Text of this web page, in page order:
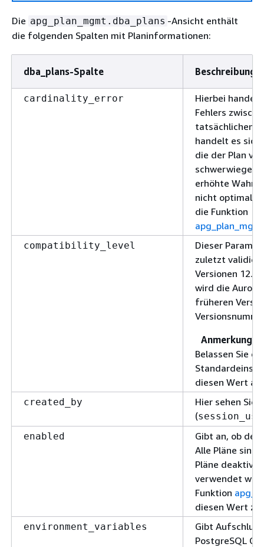
Die apg_plan_mgmt.dba_plans -Ansicht enthält
die folgenden Spalten mit Planinformationen:
dba_plans-Spalte Beschreibung
cardinality_error
Hierbei handelt
Fehlers
tatsächlichen
handelt es sich
die der Plan
erhöhte
nicht optimal
die Funktion
compatibility_level
Dieser
zuletzt
Versionen
wird die
früheren
Anmerkung
Belassen Sie
diesen Wert
created_by
Hier sehen Sie
(
enabled
Gibt an, ob
Alle Pläne sind
Pläne
verwendet
Funktion
diesen Wert zu
environment_variables
Gibt
PostgreSQL